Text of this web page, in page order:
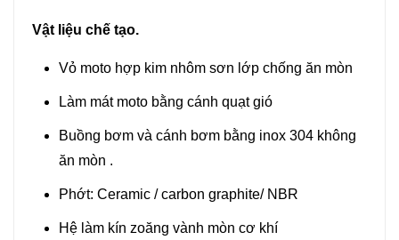
Vật liệu chế tạo.
Vỏ moto hợp kim nhôm sơn lớp chống ăn mòn
Làm mát moto bằng cánh quạt gió
Buồng bơm và cánh bơm bằng inox 304 không
ăn mòn .
Phớt: Ceramic / carbon graphite/ NBR
Hệ làm kín zoăng vành mòn cơ khí